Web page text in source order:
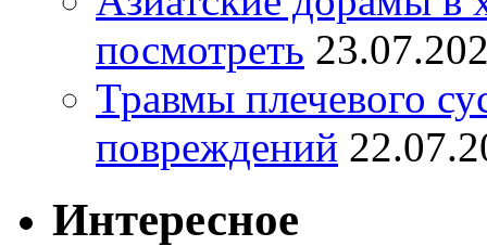
посмотреть
Травмы плечевого
повреждений
Интересное